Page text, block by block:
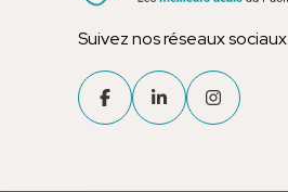
Suivez nos réseaux sociaux